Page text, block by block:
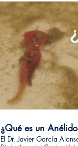
Europeas en Uruguay.
logrado recuperar un
que ponen a disposición
https://www.cordiam.org/ Esta entrevista surge
marco de un ciclo de
“Investigación a la
Investiga uy, difunden y
la
¿Qué es un
El Dr. Javier García